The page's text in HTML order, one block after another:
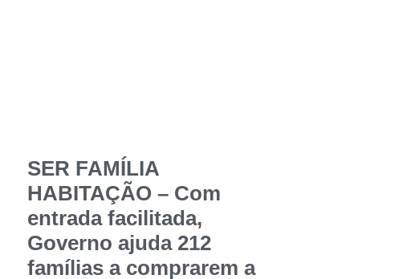
SER FAMÍLIA
HABITAÇÃO – Com
entrada facilitada,
Governo ajuda 212
famílias a comprarem a